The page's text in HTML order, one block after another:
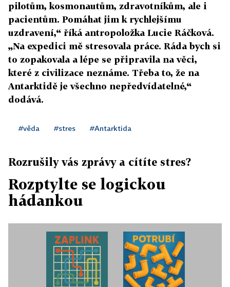
pilotům, kosmonautům, zdravotníkům, ale i
pacientům. Pomáhat jim k rychlejšímu
uzdravení,“ říká antropoložka Lucie Ráčková.
„Na expedici mě stresovala práce. Ráda bych si
to zopakovala a lépe se připravila na věci,
které z civilizace neznáme. Třeba to, že na
Antarktidě je všechno nepředvídatelné,“
dodává.
#věda #stres #Antarktida
Rozrušily vás zprávy a cítíte stres?
Rozptylte se logickou
hádankou